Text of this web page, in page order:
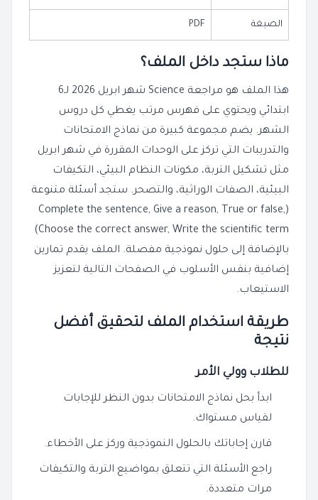
الصيغة PDF
ماذا ستجد داخل الملف؟
هذا الملف هو مراجعة Science شهر ابريل 2026 لـ6
ابتدائي ويحتوي على فهرس مرتب يغطي كل دروس
الشهر. يضم مجموعة كبيرة من نماذج الامتحانات
والتدريبات التي تركز على الوحدات المقررة في شهر ابريل
مثل تشكيل التربة، مكونات النظام البيئي، التكيفات
البيئية، الصفات الوراثية، والتصحر. ستجد أسئلة متنوعة
(Complete the sentence, Give a reason, True or false,
Choose the correct answer, Write the scientific term)
بالإضافة إلى حلول نموذجية مفصلة. الملف يقدم تمارين
إضافية بنفس الأسلوب في الصفحات التالية لتعزيز
الاستيعاب.
طريقة استخدام الملف لتحقيق أفضل
نتيجة
للطلاب وولي الأمر
ابدأ بحل نماذج الامتحانات بدون النظر للإجابات
لقياس مستواك.
قارن إجاباتك بالحلول النموذجية وركز على الأخطاء.
راجع الأسئلة التي تتعلق بمواضيع التربة والتكيفات
مرات متعددة.